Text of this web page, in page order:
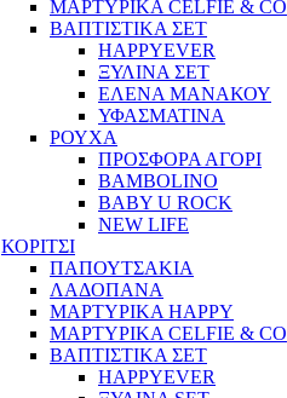
ΜΑΡΤΥΡΙΚΑ CELFIE & CO
ΒΑΠΤΙΣΤΙΚΑ ΣΕΤ
HAPPYEVER
ΞΥΛΙΝΑ ΣΕΤ
ΕΛΕΝΑ ΜΑΝΑΚΟΥ
ΥΦΑΣΜΑΤΙΝΑ
ΡΟΥΧΑ
ΠΡΟΣΦΟΡΑ ΑΓΟΡΙ
BAMBOLINO
BABY U ROCK
NEW LIFE
ΚΟΡΙΤΣΙ
ΠΑΠΟΥΤΣΑΚΙΑ
ΛΑΔΟΠΑΝΑ
ΜΑΡΤΥΡΙΚΑ HAPPY
ΜΑΡΤΥΡΙΚΑ CELFIE & CO
ΒΑΠΤΙΣΤΙΚΑ ΣΕΤ
HAPPYEVER